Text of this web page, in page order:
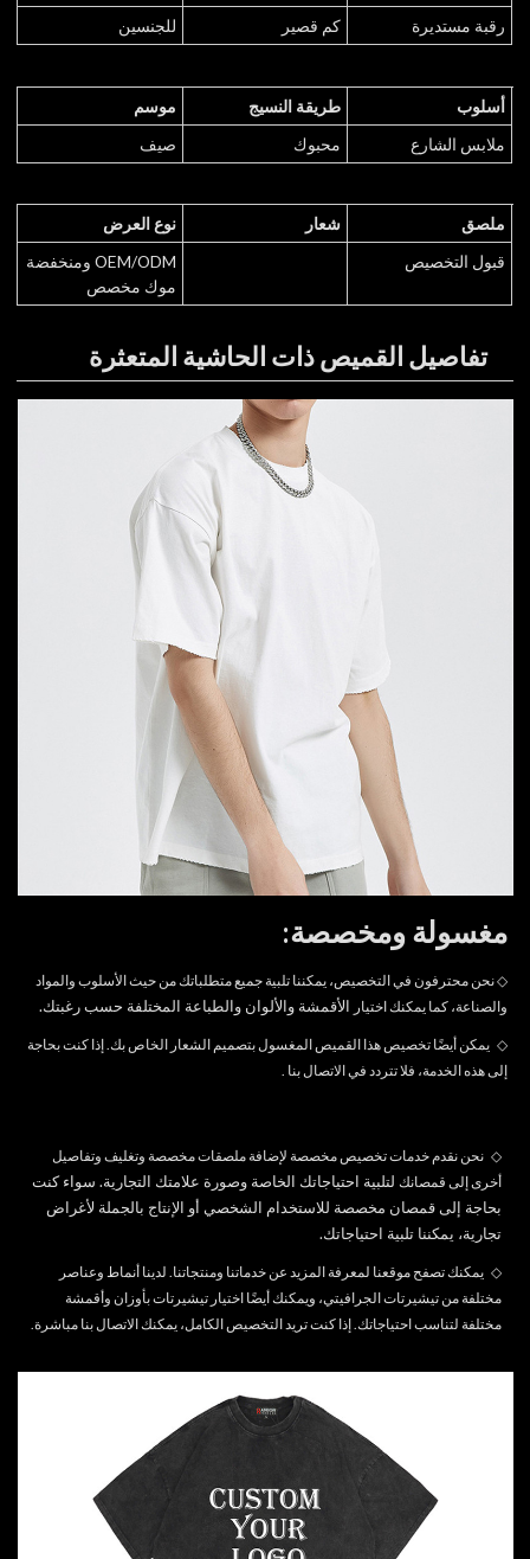
رقبة مستديرة كم قصير للجنسين
أسلوب طريقة النسيج
موسم
ملابس الشارع
محبوك صيف
ملصق شعار
نوع العرض
قبول التخصيص
OEM/ODM ومنخفضة
موك مخصص
تفاصيل القميص ذات الحاشية المتعثرة
مغسولة ومخصصة:
◇ نحن محترفون في التخصيص، يمكننا تلبية جميع متطلباتك من حيث الأسلوب والمواد
والصناعة، كما يمكنك اختيار الأقمشة والألوان والطباعة المختلفة حسب رغبتك.
◇ يمكن أيضًا تخصيص هذا القميص المغسول بتصميم الشعار الخاص بك. إذا كنت بحاجة
إلى هذه الخدمة، فلا تتردد فيالاتصال بنا .
◇ نحن نقدم خدمات تخصيص مخصصة لإضافة ملصقات مخصصة وتغليف وتفاصيل
أخرى إلى قمصانك لتلبية احتياجاتك الخاصة وصورة علامتك التجارية. سواء كنت
بحاجة إلى قمصان مخصصة للاستخدام الشخصي أو الإنتاج بالجملة لأغراض
تجارية، يمكننا تلبية احتياجاتك.
◇ يمكنك تصفح موقعنا لمعرفة المزيد عن خدماتنا ومنتجاتنا. لدينا أنماط وعناصر
مختلفة من تيشيرتات الجرافيتي، ويمكنك أيضًا اختيار تيشيرتات بأوزان وأقمشة
مختلفة لتناسب احتياجاتك. إذا كنت تريد التخصيص الكامل، يمكنكالاتصال بنا مباشرة.